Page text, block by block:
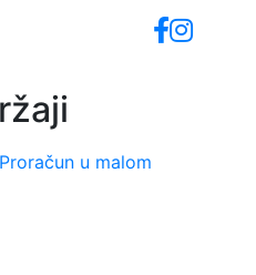
Proračun u malom